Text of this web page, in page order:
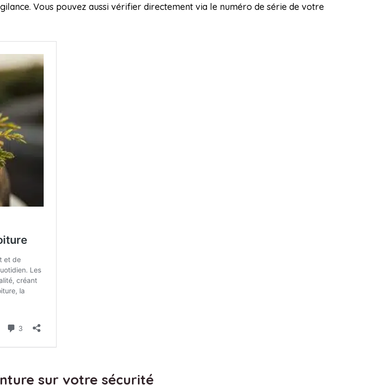
Vous pouvez aussi vérifier directement via le numéro de série de votre
sur votre sécurité